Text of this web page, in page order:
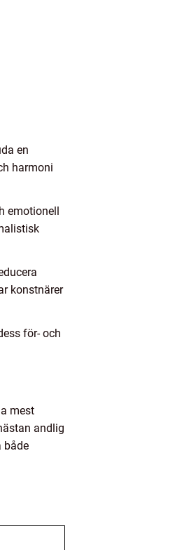
en
harmoni
emotionell
konstnärer
för- och
mest
andlig
både